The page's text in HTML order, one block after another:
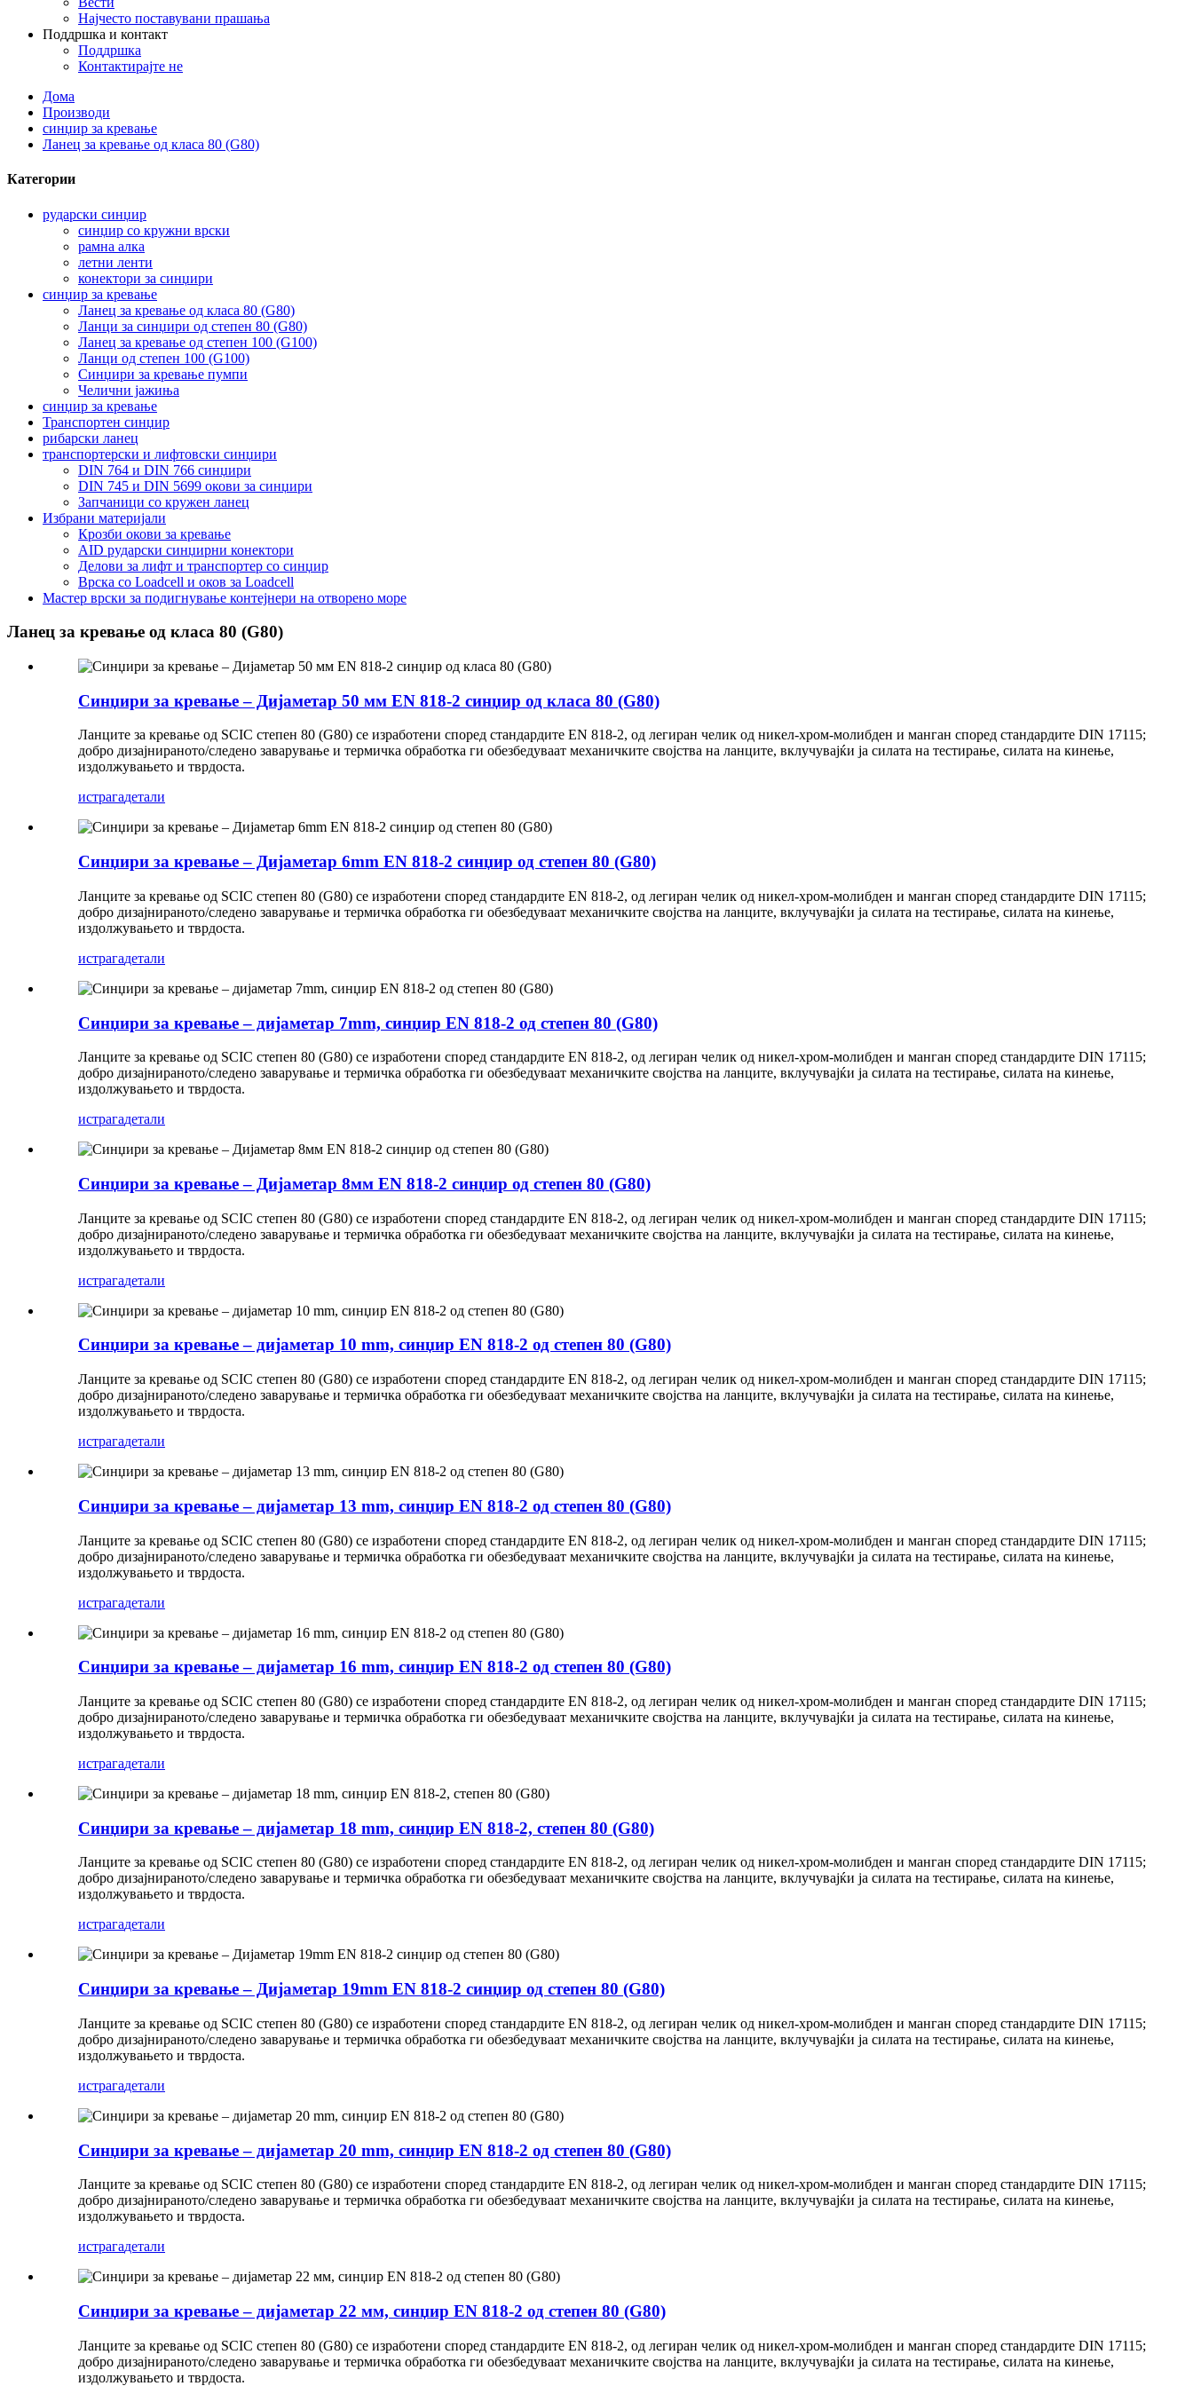
Најчесто поставувани прашања
Поддршка и контакт
Поддршка
Контактирајте не
Дома
Производи
синџир за кревање
Ланец за кревање од класа 80 (G80)
Категории
рударски синџир
синџир со кружни врски
рамна алка
летни ленти
конектори за синџири
синџир за кревање
Ланец за кревање од класа 80 (G80)
Ланци за синџири од степен 80 (G80)
Ланец за кревање од степен 100 (G100)
Ланци од степен 100 (G100)
Синџири за кревање пумпи
Челични јажиња
синџир за кревање
Транспортен синџир
рибарски ланец
транспортерски и лифтовски синџири
DIN 764 и DIN 766 синџири
DIN 745 и DIN 5699 окови за синџири
Запчаници со кружен ланец
Избрани материјали
Крозби окови за кревање
AID рударски синџирни конектори
Делови за лифт и транспортер со синџир
Врска со Loadcell и оков за Loadcell
Мастер врски за подигнување контејнери на отворено море
Ланец за кревање од класа 80 (G80)
Синџири за кревање – Дијаметар 50 мм EN 818-2 синџир од класа 80 (G80)
Ланците за кревање од SCIC степен 80 (G80) се изработени според стандардите EN 818-2, од легиран челик од никел-хром-молибден и манган според стандардите DIN 17115;
добро дизајнираното/следено заварување и термичка обработка ги обезбедуваат механичките својства на ланците, вклучувајќи ја силата на тестирање, силата на кинење,
издолжувањето и тврдоста.
истрагадетали
Синџири за кревање – Дијаметар 6mm EN 818-2 синџир од степен 80 (G80)
Ланците за кревање од SCIC степен 80 (G80) се изработени според стандардите EN 818-2, од легиран челик од никел-хром-молибден и манган според стандардите DIN 17115;
добро дизајнираното/следено заварување и термичка обработка ги обезбедуваат механичките својства на ланците, вклучувајќи ја силата на тестирање, силата на кинење,
издолжувањето и тврдоста.
истрагадетали
Синџири за кревање – дијаметар 7mm, синџир EN 818-2 од степен 80 (G80)
Ланците за кревање од SCIC степен 80 (G80) се изработени според стандардите EN 818-2, од легиран челик од никел-хром-молибден и манган според стандардите DIN 17115;
добро дизајнираното/следено заварување и термичка обработка ги обезбедуваат механичките својства на ланците, вклучувајќи ја силата на тестирање, силата на кинење,
издолжувањето и тврдоста.
истрагадетали
Синџири за кревање – Дијаметар 8мм EN 818-2 синџир од степен 80 (G80)
Ланците за кревање од SCIC степен 80 (G80) се изработени според стандардите EN 818-2, од легиран челик од никел-хром-молибден и манган според стандардите DIN 17115;
добро дизајнираното/следено заварување и термичка обработка ги обезбедуваат механичките својства на ланците, вклучувајќи ја силата на тестирање, силата на кинење,
издолжувањето и тврдоста.
истрагадетали
Синџири за кревање – дијаметар 10 mm, синџир EN 818-2 од степен 80 (G80)
Ланците за кревање од SCIC степен 80 (G80) се изработени според стандардите EN 818-2, од легиран челик од никел-хром-молибден и манган според стандардите DIN 17115;
добро дизајнираното/следено заварување и термичка обработка ги обезбедуваат механичките својства на ланците, вклучувајќи ја силата на тестирање, силата на кинење,
издолжувањето и тврдоста.
истрагадетали
Синџири за кревање – дијаметар 13 mm, синџир EN 818-2 од степен 80 (G80)
Ланците за кревање од SCIC степен 80 (G80) се изработени според стандардите EN 818-2, од легиран челик од никел-хром-молибден и манган според стандардите DIN 17115;
добро дизајнираното/следено заварување и термичка обработка ги обезбедуваат механичките својства на ланците, вклучувајќи ја силата на тестирање, силата на кинење,
издолжувањето и тврдоста.
истрагадетали
Синџири за кревање – дијаметар 16 mm, синџир EN 818-2 од степен 80 (G80)
Ланците за кревање од SCIC степен 80 (G80) се изработени според стандардите EN 818-2, од легиран челик од никел-хром-молибден и манган според стандардите DIN 17115;
добро дизајнираното/следено заварување и термичка обработка ги обезбедуваат механичките својства на ланците, вклучувајќи ја силата на тестирање, силата на кинење,
издолжувањето и тврдоста.
истрагадетали
Синџири за кревање – дијаметар 18 mm, синџир EN 818-2, степен 80 (G80)
Ланците за кревање од SCIC степен 80 (G80) се изработени според стандардите EN 818-2, од легиран челик од никел-хром-молибден и манган според стандардите DIN 17115;
добро дизајнираното/следено заварување и термичка обработка ги обезбедуваат механичките својства на ланците, вклучувајќи ја силата на тестирање, силата на кинење,
издолжувањето и тврдоста.
истрагадетали
Синџири за кревање – Дијаметар 19mm EN 818-2 синџир од степен 80 (G80)
Ланците за кревање од SCIC степен 80 (G80) се изработени според стандардите EN 818-2, од легиран челик од никел-хром-молибден и манган според стандардите DIN 17115;
добро дизајнираното/следено заварување и термичка обработка ги обезбедуваат механичките својства на ланците, вклучувајќи ја силата на тестирање, силата на кинење,
издолжувањето и тврдоста.
истрагадетали
Синџири за кревање – дијаметар 20 mm, синџир EN 818-2 од степен 80 (G80)
Ланците за кревање од SCIC степен 80 (G80) се изработени според стандардите EN 818-2, од легиран челик од никел-хром-молибден и манган според стандардите DIN 17115;
добро дизајнираното/следено заварување и термичка обработка ги обезбедуваат механичките својства на ланците, вклучувајќи ја силата на тестирање, силата на кинење,
издолжувањето и тврдоста.
истрагадетали
Синџири за кревање – дијаметар 22 мм, синџир EN 818-2 од степен 80 (G80)
Ланците за кревање од SCIC степен 80 (G80) се изработени според стандардите EN 818-2, од легиран челик од никел-хром-молибден и манган според стандардите DIN 17115;
добро дизајнираното/следено заварување и термичка обработка ги обезбедуваат механичките својства на ланците, вклучувајќи ја силата на тестирање, силата на кинење,
издолжувањето и тврдоста.